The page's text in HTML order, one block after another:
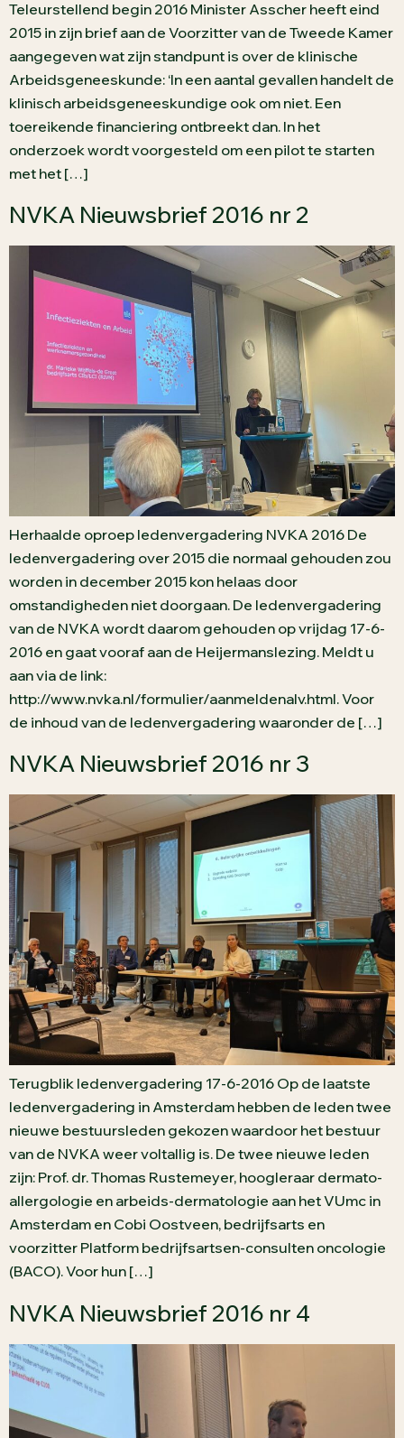
Teleurstellend begin 2016 Minister Asscher heeft eind
2015 in zijn brief aan de Voorzitter van de Tweede Kamer
aangegeven wat zijn standpunt is over de klinische
Arbeidsgeneeskunde: ‘In een aantal gevallen handelt de
klinisch arbeidsgeneeskundige ook om niet. Een
toereikende financiering ontbreekt dan. In het
onderzoek wordt voorgesteld om een pilot te starten
met het […]
NVKA Nieuwsbrief 2016 nr 2
Herhaalde oproep ledenvergadering NVKA 2016 De
ledenvergadering over 2015 die normaal gehouden zou
worden in december 2015 kon helaas door
omstandigheden niet doorgaan. De ledenvergadering
van de NVKA wordt daarom gehouden op vrijdag 17-6-
2016 en gaat vooraf aan de Heijermanslezing. Meldt u
aan via de link:
http://www.nvka.nl/formulier/aanmeldenalv.html. Voor
de inhoud van de ledenvergadering waaronder de […]
NVKA Nieuwsbrief 2016 nr 3
Terugblik ledenvergadering 17-6-2016 Op de laatste
ledenvergadering in Amsterdam hebben de leden twee
nieuwe bestuursleden gekozen waardoor het bestuur
van de NVKA weer voltallig is. De twee nieuwe leden
zijn: Prof. dr. Thomas Rustemeyer, hoogleraar dermato-
allergologie en arbeids-dermatologie aan het VUmc in
Amsterdam en Cobi Oostveen, bedrijfsarts en
voorzitter Platform bedrijfsartsen-consulten oncologie
(BACO). Voor hun […]
NVKA Nieuwsbrief 2016 nr 4